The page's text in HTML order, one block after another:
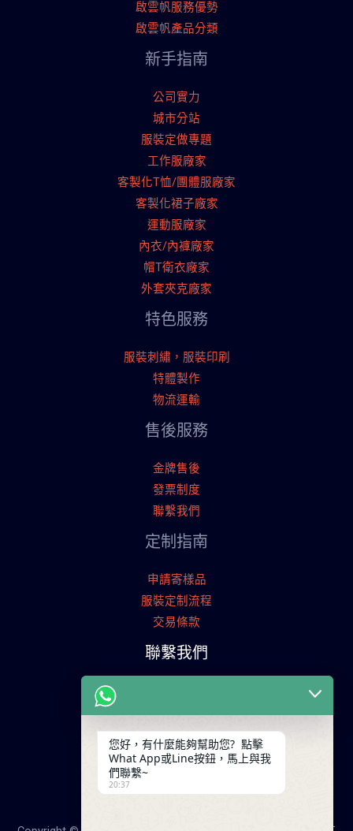
啟雲帆服務優勢
啟雲帆產品分類
新手指南
公司實力
城市分站
服裝定做專題
工作服廠家
客製化T恤/團體服廠家
客製化裙子廠家
運動服廠家
內衣/內褲廠家
帽T衛衣廠家
外套夾克廠家
特色服務
服裝刺繡，服裝印刷
特體製作
物流運輸
售後服務
金牌售後
發票制度
聯繫我們
定制指南
申請寄樣品
服裝定制流程
交易條款
聯繫我們
廣東省廣州市天河工業園
+86 13825254696
keywinf@foxmail.com
您好，有什麼能夠幫助您? 點擊
What App或Line按鈕，馬上與我
們聯繫~
20:37